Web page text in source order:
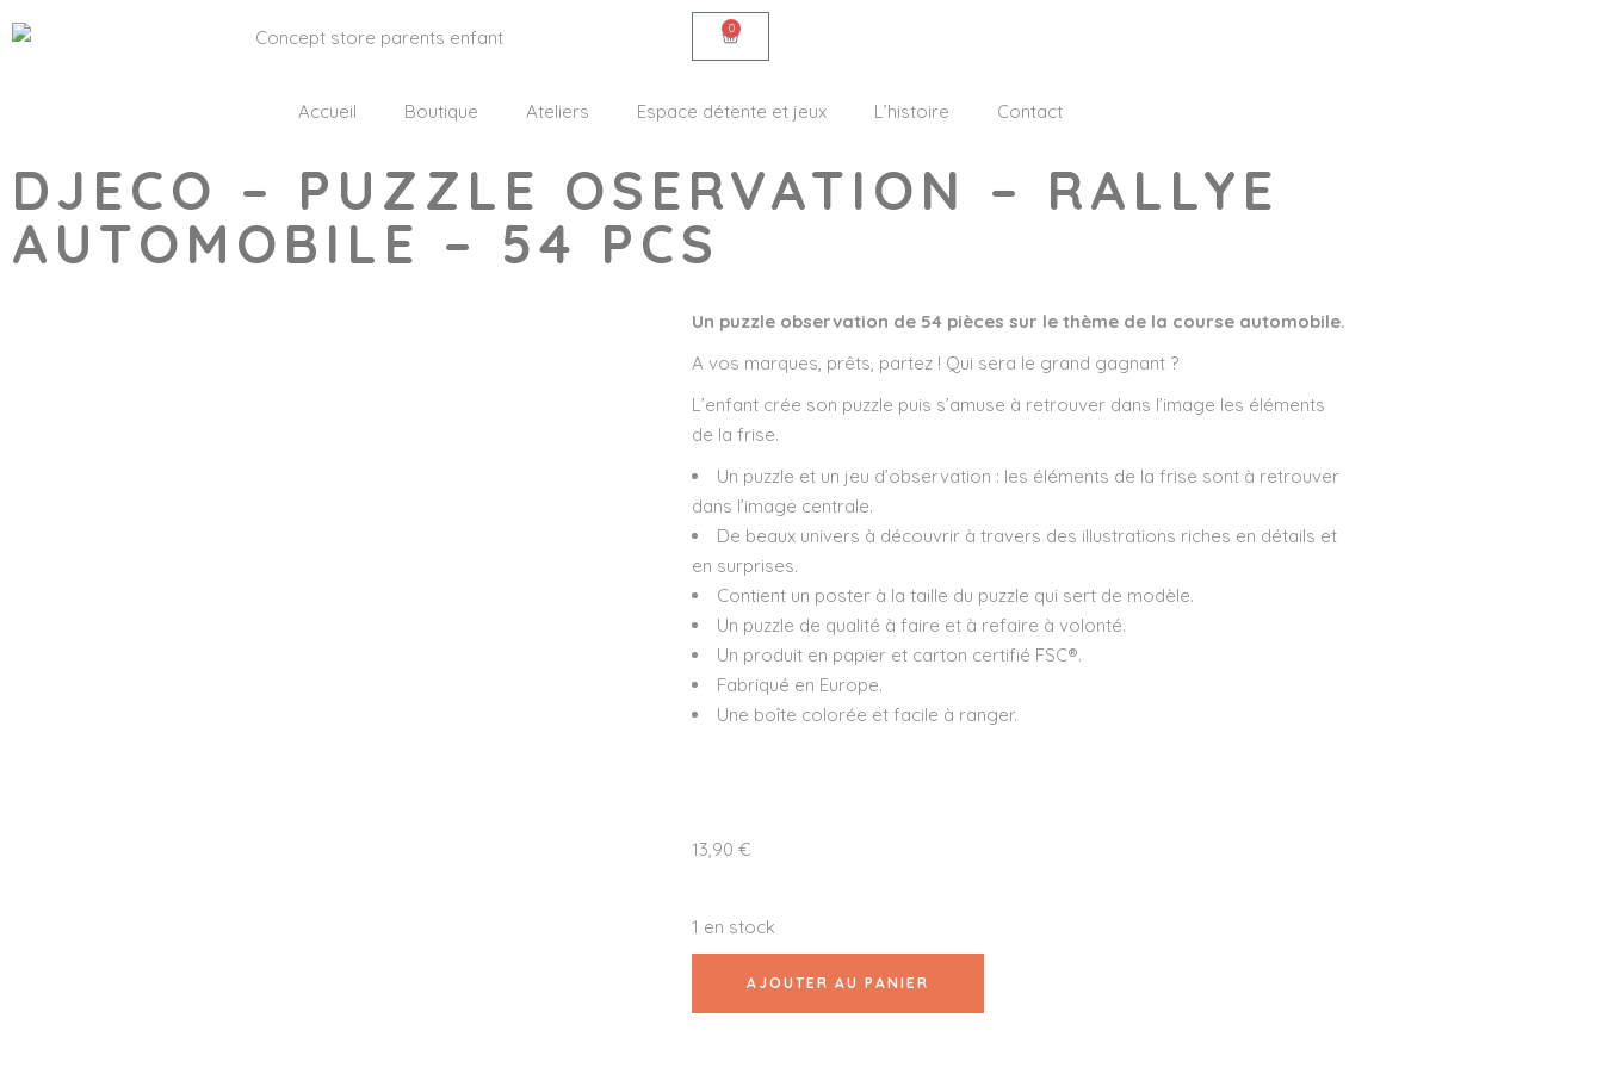
0
Accueil Boutique Ateliers Espace détente et jeux L’histoire Contact
DJECO – PUZZLE OSERVATION – RALLYE
AUTOMOBILE – 54 PCS
Un puzzle observation de 54 pièces sur le thème de la course automobile.
A vos marques, prêts, partez ! Qui sera le grand gagnant ?
L’enfant crée son puzzle puis s’amuse à retrouver dans l’image les éléments
de la frise.
Un puzzle et un jeu d’observation : les éléments de la frise sont à retrouver
dans l’image centrale.
De beaux univers à découvrir à travers des illustrations riches en détails et
en surprises.
Contient un poster à la taille du puzzle qui sert de modèle.
Un puzzle de qualité à faire et à refaire à volonté.
Un produit en papier et carton certifié FSC®.
Fabriqué en Europe.
Une boîte colorée et facile à ranger.
13,90 €
1 en stock
AJOUTER AU PANIER